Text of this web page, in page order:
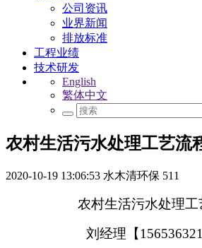
公司资讯
业界新闻
排放标准
工程业绩
技术研发
English
繁体中文
农村生活污水处理工艺流
2020-10-19 13:06:53 水木清环保 511
农村生活污水处理工
刘经理【